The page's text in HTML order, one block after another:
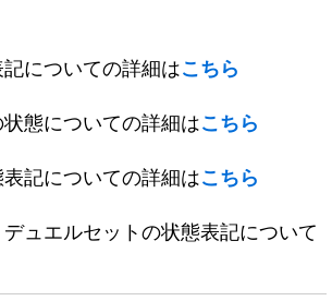
についての詳細はこちら
態についての詳細はこちら
記についての詳細はこちら
ュエルセットの状態表記について